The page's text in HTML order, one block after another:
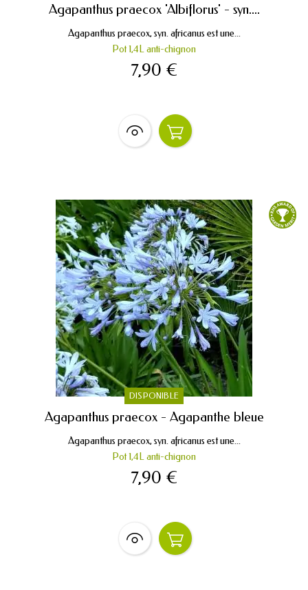
Agapanthus praecox 'Albiflorus' - syn....
Agapanthus praecox, syn. africanus est une...
Pot 1,4L anti-chignon
7,90 €
DISPONIBLE
Agapanthus praecox - Agapanthe bleue
Agapanthus praecox, syn. africanus est une...
Pot 1,4L anti-chignon
7,90 €